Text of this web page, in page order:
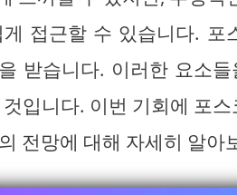
접근할 수 있습니다. 포
받습니다. 이러한 요소
입니다. 이번 기회에 포
전망에 대해 자세히 알아